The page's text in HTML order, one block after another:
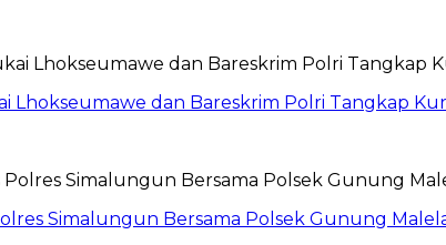
Lhokseumawe dan Bareskrim Polri Tangkap
Simalungun Bersama Polsek Gunung